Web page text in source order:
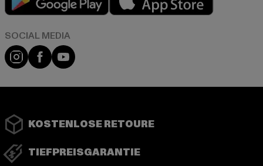
Instagram
FacebookYouTube
KOSTENLOSE RETOURE
TIEFPREISGARANTIE